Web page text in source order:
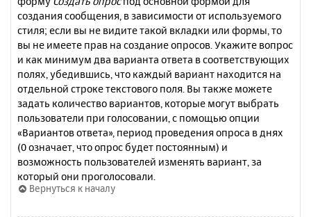
создания сообщения, в зависимости от используемого
стиля; если вы не видите такой вкладки или формы, то
вы не имеете прав на создание опросов. Укажите вопрос
и как минимум два варианта ответа в соответствующих
полях, убедившись, что каждый вариант находится на
отдельной строке текстового поля. Вы также можете
задать количество вариантов, которые могут выбрать
пользователи при голосовании, с помощью опции
«Вариантов ответа», период проведения опроса в днях
(0 означает, что опрос будет постоянным) и
возможность пользователей изменять вариант, за
который они проголосовали.
Вернуться к началу